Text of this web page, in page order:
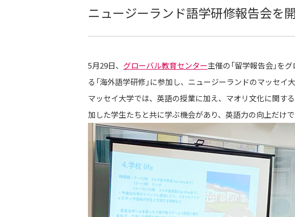
ニュージーランド語学研修報告会を
5月29日、 グローバル教育センター主催の「留学報告会」を
る「海外語学研修」に参加し、ニュージーランドのマッセ
マッセイ大学では、英語の授業に加え、マオリ文化に関す
加した学生たちと共に学ぶ機会があり、英語力の向上だけ